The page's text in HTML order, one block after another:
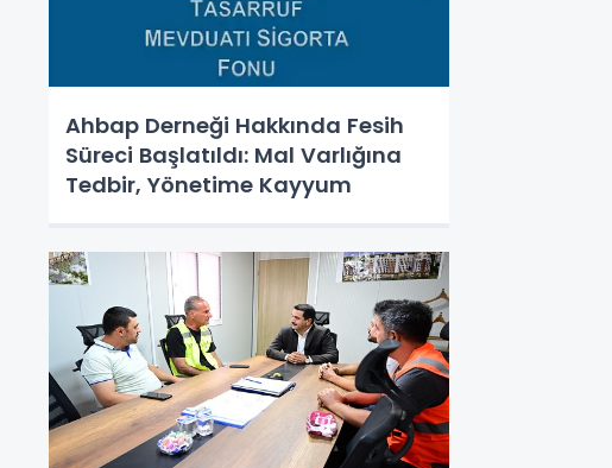
Ahbap Derneği Hakkında Fesih
Süreci Başlatıldı: Mal Varlığına
Tedbir, Yönetime Kayyum